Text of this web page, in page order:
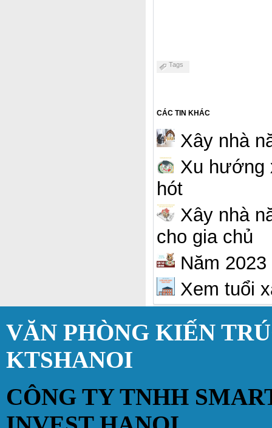
Tags
CÁC TIN KHÁC
Xây nhà
Xu hướng
hót
Xây nhà
cho gia chủ
Năm
Xem tuổi
VĂN PHÒNG KIẾN
KTSHANOI
CÔNG TY TNHH